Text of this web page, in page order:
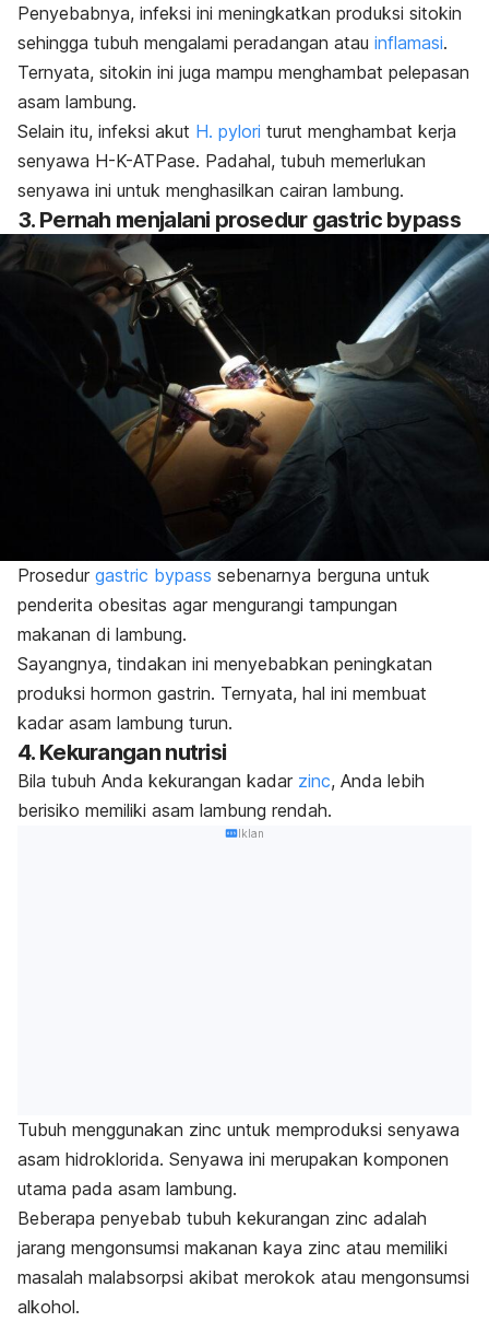
Penyebabnya, infeksi ini meningkatkan produksi sitokin
sehingga tubuh mengalami peradangan atau inflamasi.
Ternyata, sitokin ini juga mampu menghambat pelepasan
asam lambung.
Selain itu, infeksi akut H. pylori turut menghambat kerja
senyawa H-K-ATPase. Padahal, tubuh memerlukan
senyawa ini untuk menghasilkan cairan lambung.
3. Pernah menjalani prosedur gastric bypass
Prosedur gastric bypass sebenarnya berguna untuk
penderita obesitas agar mengurangi tampungan
makanan di lambung.
Sayangnya, tindakan ini menyebabkan peningkatan
produksi hormon gastrin. Ternyata, hal ini membuat
kadar asam lambung turun.
4. Kekurangan nutrisi
Bila tubuh Anda kekurangan kadar zinc, Anda lebih
berisiko memiliki asam lambung rendah.
Iklan
Tubuh menggunakan zinc untuk memproduksi senyawa
asam hidroklorida. Senyawa ini merupakan komponen
utama pada asam lambung.
Beberapa penyebab tubuh kekurangan zinc adalah
jarang mengonsumsi makanan kaya zinc atau memiliki
masalah malabsorpsi akibat merokok atau mengonsumsi
alkohol.